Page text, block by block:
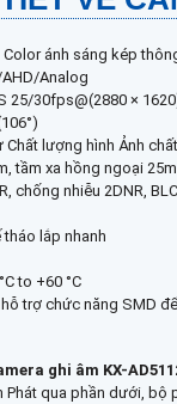
Color ánh sáng kép
Analog
25/30fps@(2880 ×
lượng hình Ảnh
tầm xa hồng ngoại
chống nhiễu 2DNR,
tháo lắp nhanh
to +60 °C
trợ chức năng SMD
ghi âm KX-
Phát qua phần dưới,